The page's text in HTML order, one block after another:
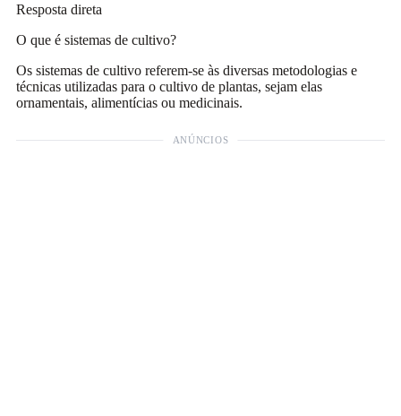
Resposta direta
O que é sistemas de cultivo?
Os sistemas de cultivo referem-se às diversas metodologias e
técnicas utilizadas para o cultivo de plantas, sejam elas
ornamentais, alimentícias ou medicinais.
ANÚNCIOS